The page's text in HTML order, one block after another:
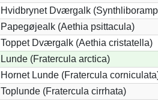
Hvidbrynet Dværgalk
Papegøjealk (Aethia psittacula)
Toppet Dværgalk (Aethia cristatella)
Lunde (Fratercula arctica)
Hornet Lunde (Fratercula
Toplunde (Fratercula cirrhata)